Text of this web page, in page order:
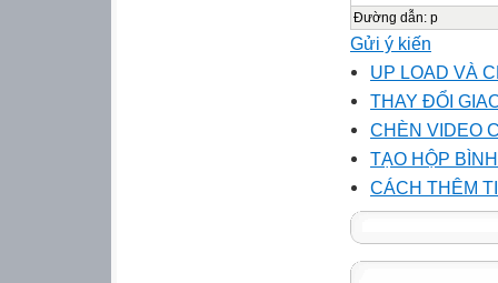
Đường dẫn: p
Gửi ý kiến
UP LOAD VÀ
THAY ĐỔI
CHÈN VIDEO
TẠO HỘP
CÁCH THÊM